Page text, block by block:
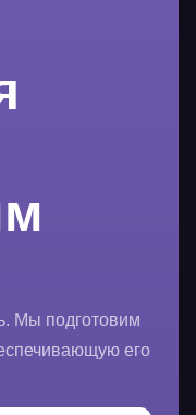
Мы подготовим
его